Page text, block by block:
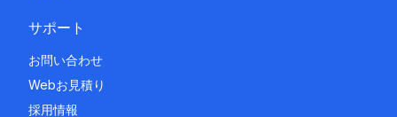
サポート
お問い合わせ
Webお見積り
採用情報